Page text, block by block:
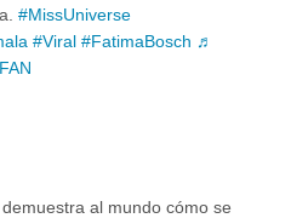
#MissUniverse
#Viral #FatimaBosch ♬
al mundo cómo se